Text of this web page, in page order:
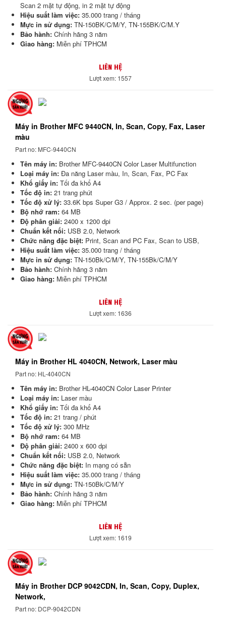
Scan 2 mặt tự động, in 2 mặt tự động
Hiệu suất làm việc: 35.000 trang / tháng
Mực in sử dụng: TN-150BK/C/M/Y, TN-155BK/C/M.Y
Bảo hành: Chính hãng 3 năm
Giao hàng: Miễn phí TPHCM
LIÊN HỆ
Lượt xem: 1557
Máy in Brother MFC 9440CN, In, Scan, Copy, Fax, Laser
màu
Part no: MFC-9440CN
Tên máy in: Brother MFC-9440CN Color Laser Multifunction
Loại máy in: Đa năng Laser màu, In, Scan, Fax, PC Fax
Khổ giấy in: Tối đa khổ A4
Tốc độ in: 21 trang phút
Tốc độ xử lý: 33.6K bps Super G3 / Approx. 2 sec. (per page)
Bộ nhớ ram: 64 MB
Độ phân giải: 2400 x 1200 dpi
Chuẩn kết nối: USB 2.0, Network
Chức năng đặc biệt: Print, Scan and PC Fax, Scan to USB,
Hiệu suất làm việc: 35.000 trang / tháng
Mực in sử dụng: TN-150Bk/C/M/Y, TN-155Bk/C/M/Y
Bảo hành: Chính hãng 3 năm
Giao hàng: Miễn phí TPHCM
LIÊN HỆ
Lượt xem: 1636
Máy in Brother HL 4040CN, Network, Laser màu
Part no: HL-4040CN
Tên máy in: Brother HL-4040CN Color Laser Printer
Loại máy in: Laser màu
Khổ giấy in: Tối đa khổ A4
Tốc độ in: 21 trang / phút
Tốc độ xử lý: 300 MHz
Bộ nhớ ram: 64 MB
Độ phân giải: 2400 x 600 dpi
Chuẩn kết nối: USB 2.0, Network
Chức năng đặc biệt: In mạng có sẵn
Hiệu suất làm việc: 35.000 trang / tháng
Mực in sử dụng: TN-150Bk/C/M/Y
Bảo hành: Chính hãng 3 năm
Giao hàng: Miễn phí TPHCM
LIÊN HỆ
Lượt xem: 1619
Máy in Brother DCP 9042CDN, In, Scan, Copy, Duplex,
Network,
Part no: DCP-9042CDN